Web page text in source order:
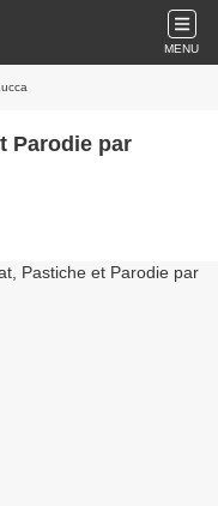
MENU